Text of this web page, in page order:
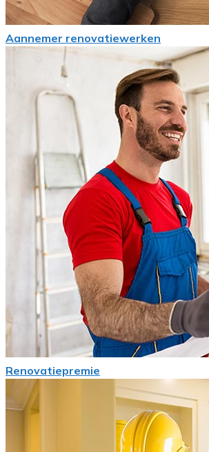
Aannemer renovatiewerken
Renovatiepremie